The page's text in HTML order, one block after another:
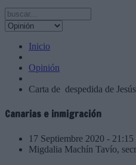
Inicio
Opinión
Carta de despedida de
Canarias e inmigración
17 Septiembre 2020 - 21:15
Migdalia Machín Tavío,